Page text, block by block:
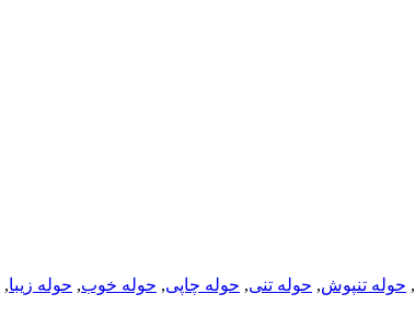
, حوله تنپوش, حوله تنی, حوله چاپی, حوله خوب, حوله زیبا,